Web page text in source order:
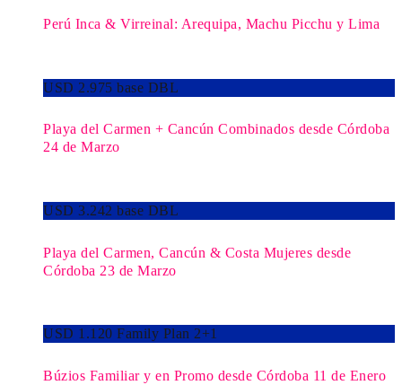
Perú Inca & Virreinal: Arequipa, Machu Picchu y Lima
USD 2.975 base DBL
Playa del Carmen + Cancún Combinados desde Córdoba
24 de Marzo
USD 3.242 base DBL
Playa del Carmen, Cancún & Costa Mujeres desde
Córdoba 23 de Marzo
USD 1.120 Family Plan 2+1
Búzios Familiar y en Promo desde Córdoba 11 de Enero